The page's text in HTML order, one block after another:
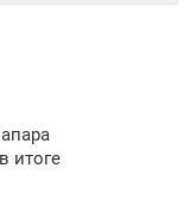
итоге